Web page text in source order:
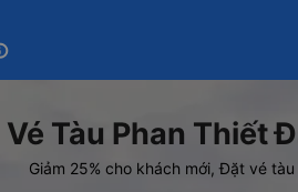
Vé Tàu Phan Thiết
Giảm 25% cho khách mới, Đặt vé